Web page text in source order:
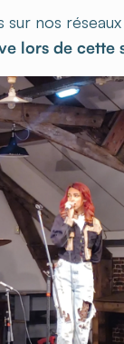
nos
lors de cette